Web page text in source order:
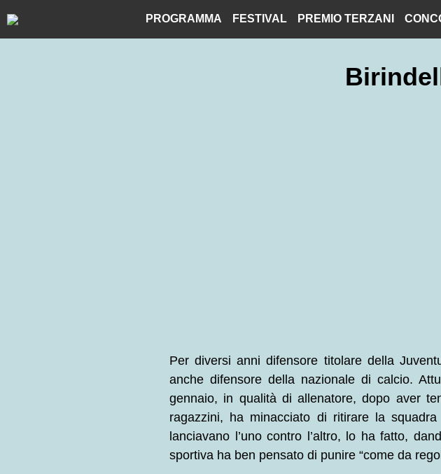
to
PROGRAMMA FESTIVAL PREMIO TERZANI
Per diversi anni difensore titolare della
anche difensore della nazionale di calcio.
gennaio, in qualità di allenatore, dopo aver
ragazzini, ha minacciato di ritirare la
lanciavano l’uno contro l’altro, lo ha fatto,
sportiva ha ben pensato di punire “come da